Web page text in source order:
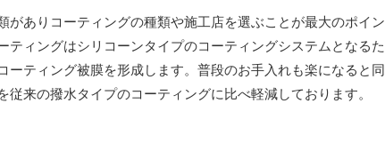
がありコーティングの種類や施工店を選ぶことが最大のポイン
ティングはシリコーンタイプのコーティングシステムとなるた
ーティング被膜を形成します。普段のお手入れも楽になると同
従来の撥水タイプのコーティングに比べ軽減しております。